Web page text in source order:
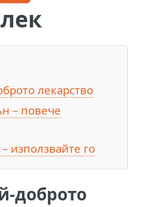
лекарство
– повече
използвайте го
доброто